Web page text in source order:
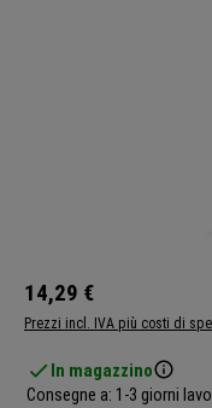
14,29 €
Prezzi incl. IVA più costi di
In magazzino
Consegne a: 1-3 giorni